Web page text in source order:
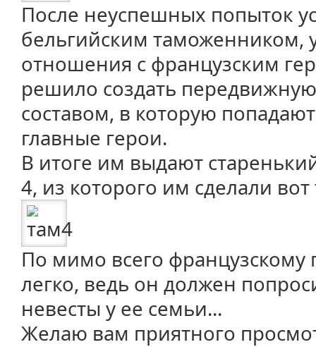
После неуспешных попыток
бельгийским таможенником,
отношения с французским
решило создать
составом, в которую
главные герои.
В итоге им выдают
4, из которого им сделали
По мимо всего французскому
легко, ведь он должен
невесты у ее семьи...
Желаю вам приятного